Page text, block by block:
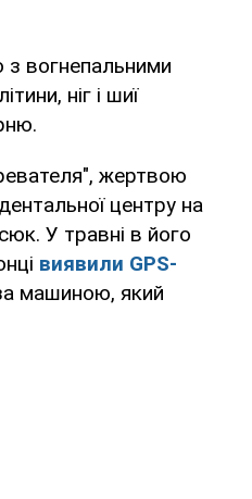
з вогнепальними
ніг і шиї
жертвою
центру на
У травні в його
виявили GPS-
машиною, який